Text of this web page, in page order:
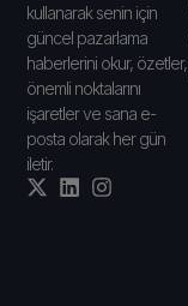
kullanarak senin için
güncel pazarlama
haberlerini okur, özetler,
önemli noktalarını
işaretler ve sana e-
posta olarak her gün
iletir.